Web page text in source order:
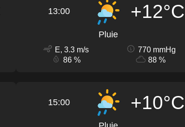
13:00 +12°C
Pluie
E, 3.3 m/s
770 mmHg
86 %
88 %
15:00 +10°C